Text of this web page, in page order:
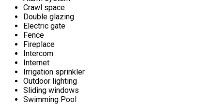
Crawl space
Double glazing
Electric gate
Fence
Fireplace
Intercom
Internet
Irrigation sprinkler
Outdoor lighting
Sliding windows
Swimming Pool